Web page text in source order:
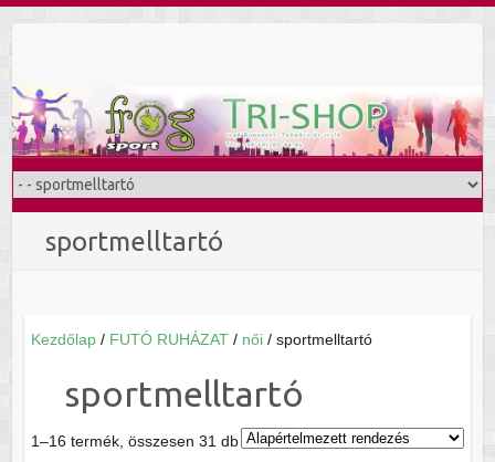
to
sportmelltartó
Kezdőlap/ FUTÓ RUHÁZAT/ női/ sportmelltartó
sportmelltartó
1–16 termék, összesen 31 db